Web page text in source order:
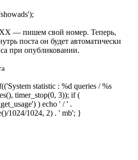
— пишем свой номер. Теперь,
поста он будет автоматически
при опубликовании.
statistic : %d queries / %s
timer_stop(0, 3)); if (
) echo ' / ' .
1024/1024, 2) . ' mb'; }